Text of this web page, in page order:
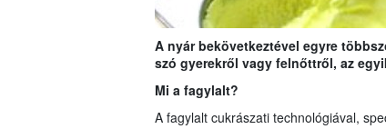
A nyár bekövetkeztével egyre
szó gyerekről vagy felnőttről, az
Mi a fagylalt?
A fagylalt cukrászati technológiával,